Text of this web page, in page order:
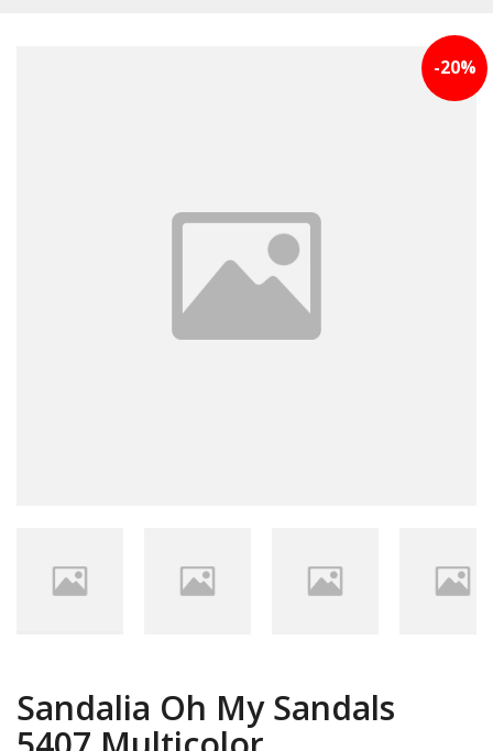
-20%
Sandalia Oh My Sandals